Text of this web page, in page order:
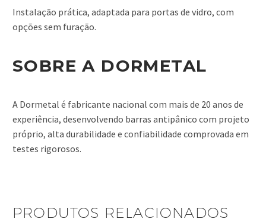
Instalação prática, adaptada para portas de vidro, com
opções sem furação.
SOBRE A DORMETAL
A Dormetal é fabricante nacional com mais de 20 anos de
experiência, desenvolvendo barras antipânico com projeto
próprio, alta durabilidade e confiabilidade comprovada em
testes rigorosos.
PRODUTOS RELACIONADOS